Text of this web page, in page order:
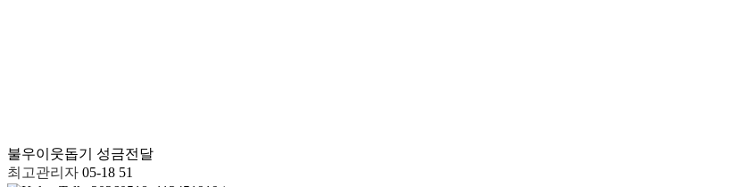
불우이웃돕기 성금전달
최고관리자 05-18 51